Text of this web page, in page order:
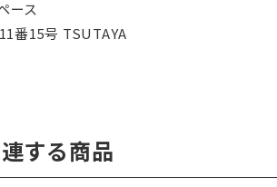
ース
番15号 TSUTAYA
する商品